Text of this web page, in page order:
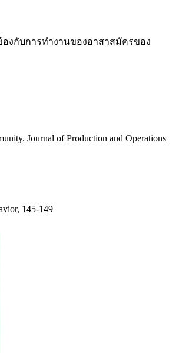
งกับการทำงานของอาสาสมัครของ
Journal of Production and Operations
145-149